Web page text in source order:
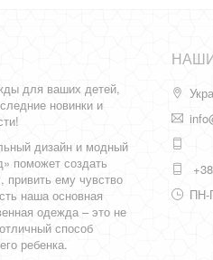
для ваших детей,
новинки и
дизайн и модный
поможет создать
ему чувство
наша основная
одежда – это не
способ
ребенка.
ПН-